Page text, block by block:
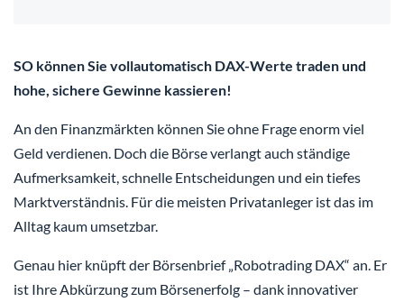
SO können Sie vollautomatisch DAX-Werte traden und
hohe, sichere Gewinne kassieren!
An den Finanzmärkten können Sie ohne Frage enorm viel
Geld verdienen. Doch die Börse verlangt auch ständige
Aufmerksamkeit, schnelle Entscheidungen und ein tiefes
Marktverständnis. Für die meisten Privatanleger ist das im
Alltag kaum umsetzbar.
Genau hier knüpft der Börsenbrief „Robotrading DAX“ an. Er
ist Ihre Abkürzung zum Börsenerfolg – dank innovativer